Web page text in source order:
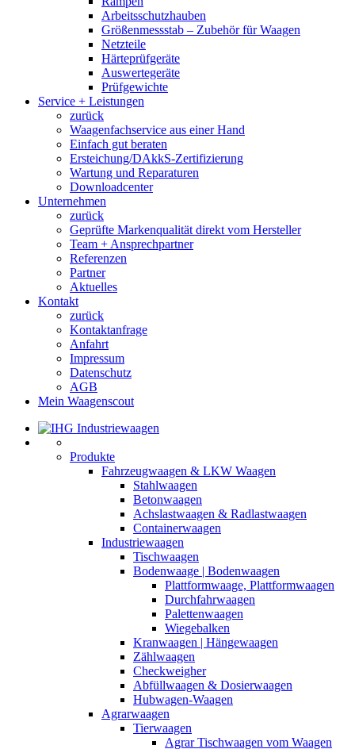
Arbeitsschutzhauben
Größenmessstab – Zubehör für Waagen
Netzteile
Härteprüfgeräte
Auswertegeräte
Prüfgewichte
Service + Leistungen
zurück
Waagenfachservice aus einer Hand
Einfach gut beraten
Ersteichung/DAkkS-Zertifizierung
Wartung und Reparaturen
Downloadcenter
Unternehmen
zurück
Geprüfte Markenqualität direkt vom Hersteller
Team + Ansprechpartner
Referenzen
Partner
Aktuelles
Kontakt
zurück
Kontaktanfrage
Anfahrt
Impressum
Datenschutz
AGB
Mein Waagenscout
Produkte
Fahrzeugwaagen & LKW Waagen
Stahlwaagen
Betonwaagen
Achslastwaagen & Radlastwaagen
Containerwaagen
Industriewaagen
Tischwaagen
Bodenwaage | Bodenwaagen
Plattformwaage, Plattformwaagen
Durchfahrwaagen
Palettenwaagen
Wiegebalken
Kranwaagen | Hängewaagen
Zählwaagen
Checkweigher
Abfüllwaagen & Dosierwaagen
Hubwagen-Waagen
Agrarwaagen
Tierwaagen
Agrar Tischwaagen vom Waagen